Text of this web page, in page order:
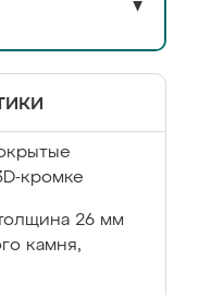
▼
кромке
26 мм
камня,